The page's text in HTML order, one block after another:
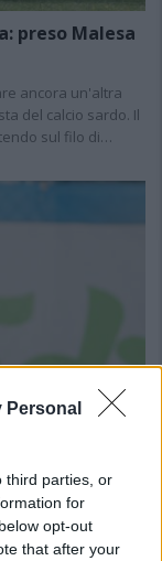
Personal
third parties, or
for
opt-out
that after your
preso Malesa
ancora un'altra
del calcio sardo. Il
sul filo di…
a casa Mattia